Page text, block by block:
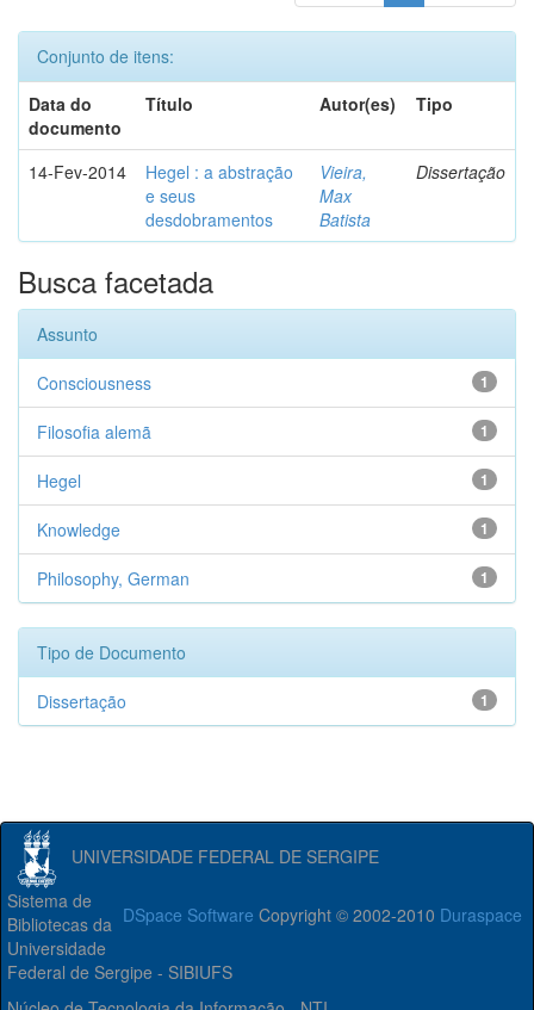
Conjunto de itens:
Data do
documento
Título Autor(es) Tipo
14-Fev-2014
Hegel : a abstração
e seus
desdobramentos
Vieira,
Max
Batista
Dissertação
Busca facetada
Assunto
1
Consciousness
1
Filosofia alemã
1
Hegel
1
Knowledge
1
Philosophy, German
Tipo de Documento
1
Dissertação
UNIVERSIDADE FEDERAL DE SERGIPE
DSpace Software Copyright © 2002-2010 Duraspace
Sistema de
Bibliotecas da
Universidade
Federal de Sergipe - SIBIUFS